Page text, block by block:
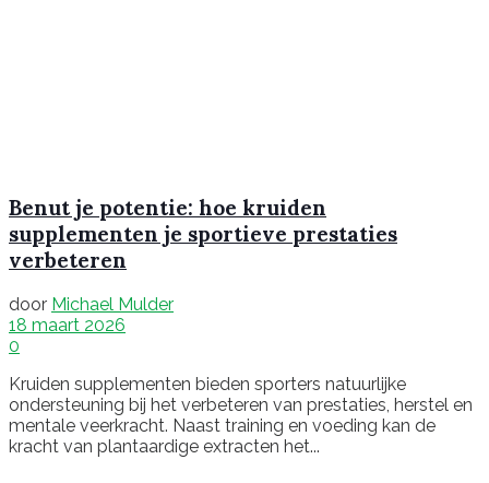
Benut je potentie: hoe kruiden
supplementen je sportieve prestaties
verbeteren
door Michael Mulder
18 maart 2026
0
Kruiden supplementen bieden sporters natuurlijke
ondersteuning bij het verbeteren van prestaties, herstel en
mentale veerkracht. Naast training en voeding kan de
kracht van plantaardige extracten het...